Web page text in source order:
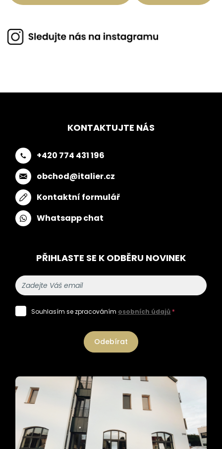
KONTAKTUJTE NÁS
+420 774 431 196
obchod@italier.cz
Kontaktní formulář
Whatsapp chat
PŘIHLASTE SE K ODBĚRU NOVINEK
Souhlasím se zpracováním osobních údajů *
Odebírat